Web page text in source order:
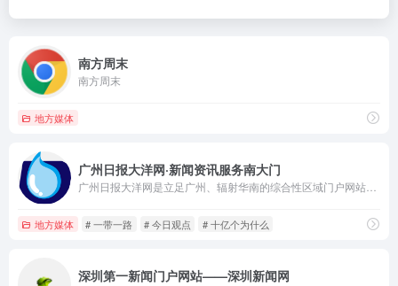
南方周末
南方周末
地方媒体
广州日报大洋网·新闻资讯服务南大门
地方媒体 # 一带一路 # 今日观点 # 十亿个为什么
深圳第一新闻门户网站——深圳新闻网